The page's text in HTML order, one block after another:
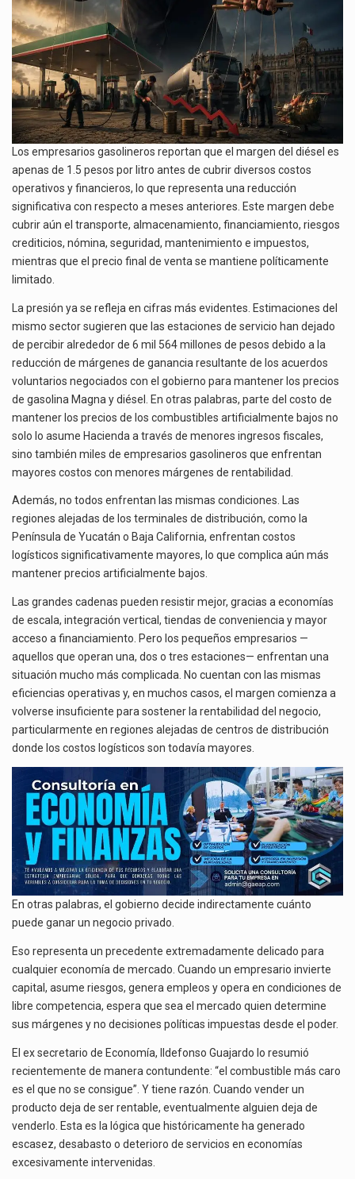
Los empresarios gasolineros reportan que el margen del diésel es
apenas de 1.5 pesos por litro antes de cubrir diversos costos
operativos y financieros, lo que representa una reducción
significativa con respecto a meses anteriores. Este margen debe
cubrir aún el transporte, almacenamiento, financiamiento, riesgos
crediticios, nómina, seguridad, mantenimiento e impuestos,
mientras que el precio final de venta se mantiene políticamente
limitado.
La presión ya se refleja en cifras más evidentes. Estimaciones del
mismo sector sugieren que las estaciones de servicio han dejado
de percibir alrededor de 6 mil 564 millones de pesos debido a la
reducción de márgenes de ganancia resultante de los acuerdos
voluntarios negociados con el gobierno para mantener los precios
de gasolina Magna y diésel. En otras palabras, parte del costo de
mantener los precios de los combustibles artificialmente bajos no
solo lo asume Hacienda a través de menores ingresos fiscales,
sino también miles de empresarios gasolineros que enfrentan
mayores costos con menores márgenes de rentabilidad.
Además, no todos enfrentan las mismas condiciones. Las
regiones alejadas de los terminales de distribución, como la
Península de Yucatán o Baja California, enfrentan costos
logísticos significativamente mayores, lo que complica aún más
mantener precios artificialmente bajos.
Las grandes cadenas pueden resistir mejor, gracias a economías
de escala, integración vertical, tiendas de conveniencia y mayor
acceso a financiamiento. Pero los pequeños empresarios —
aquellos que operan una, dos o tres estaciones— enfrentan una
situación mucho más complicada. No cuentan con las mismas
eficiencias operativas y, en muchos casos, el margen comienza a
volverse insuficiente para sostener la rentabilidad del negocio,
particularmente en regiones alejadas de centros de distribución
donde los costos logísticos son todavía mayores.
En otras palabras, el gobierno decide indirectamente cuánto
puede ganar un negocio privado.
Eso representa un precedente extremadamente delicado para
cualquier economía de mercado. Cuando un empresario invierte
capital, asume riesgos, genera empleos y opera en condiciones de
libre competencia, espera que sea el mercado quien determine
sus márgenes y no decisiones políticas impuestas desde el poder.
El ex secretario de Economía, Ildefonso Guajardo lo resumió
recientemente de manera contundente: “el combustible más caro
es el que no se consigue”. Y tiene razón. Cuando vender un
producto deja de ser rentable, eventualmente alguien deja de
venderlo. Esta es la lógica que históricamente ha generado
escasez, desabasto o deterioro de servicios en economías
excesivamente intervenidas.